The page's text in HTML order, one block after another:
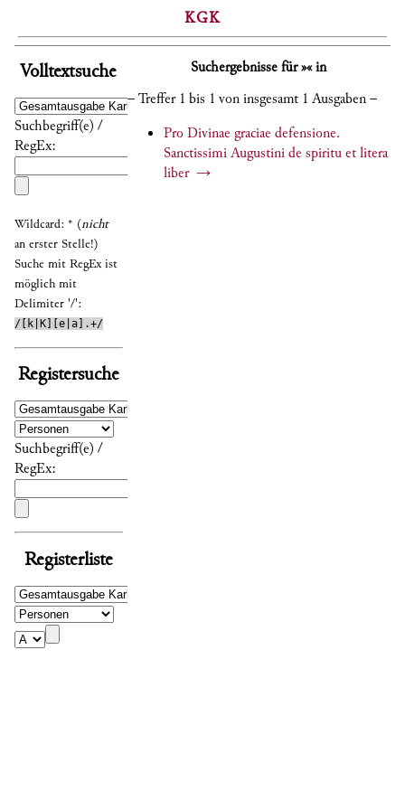
KGK
Volltextsuche
Suchbegriff(e) /
RegEx:
Wildcard: * (nicht
an erster Stelle!)
Suche mit RegEx ist
möglich mit
Delimiter '/':
/[k|K][e|a].+/
Registersuche
Suchbegriff(e) /
RegEx:
Registerliste
Suchergebnisse für »« in
– Treffer 1 bis 1 von insgesamt 1 Ausgaben –
Pro Divinae graciae defensione.
Sanctissimi Augustini de spiritu et litera
liber →